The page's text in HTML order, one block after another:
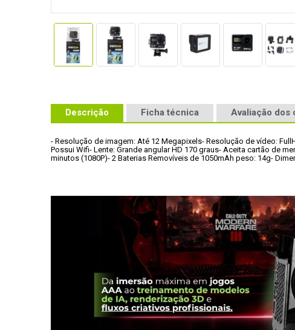
Descrição Ficha técnica Avaliação dos
- Resolução de imagem: Até 12 Megapixels- Resolução de vídeo:
Possui Wifi- Lente: Grande angular HD 170 graus- Aceita cartão de
minutos (1080P)- 2 Baterias Removíveis de 1050mAh peso: 14g-